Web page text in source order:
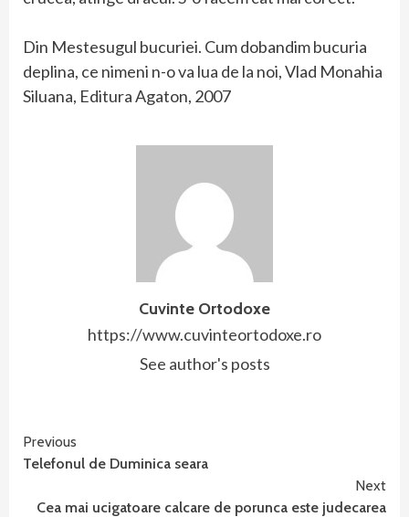
Din Mestesugul bucuriei. Cum dobandim bucuria
deplina, ce nimeni n-o va lua de la noi, Vlad Monahia
Siluana, Editura Agaton, 2007
Cuvinte Ortodoxe
https://www.cuvinteortodoxe.ro
See author's posts
Continue
Reading
Previous
Telefonul de Duminica seara
Next
Cea mai ucigatoare calcare de porunca este judecarea